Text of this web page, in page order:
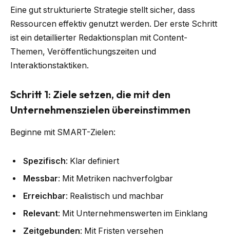
Eine gut strukturierte Strategie stellt sicher, dass
Ressourcen effektiv genutzt werden. Der erste Schritt
ist ein detaillierter Redaktionsplan mit Content-
Themen, Veröffentlichungszeiten und
Interaktionstaktiken.
Schritt 1: Ziele setzen, die mit den
Unternehmenszielen übereinstimmen
Beginne mit SMART-Zielen:
Spezifisch: Klar definiert
Messbar: Mit Metriken nachverfolgbar
Erreichbar: Realistisch und machbar
Relevant: Mit Unternehmenswerten im Einklang
Zeitgebunden: Mit Fristen versehen